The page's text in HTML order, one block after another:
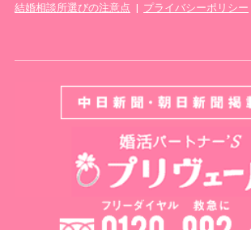
結婚相談所選びの注意点 | プライバシーポリシー